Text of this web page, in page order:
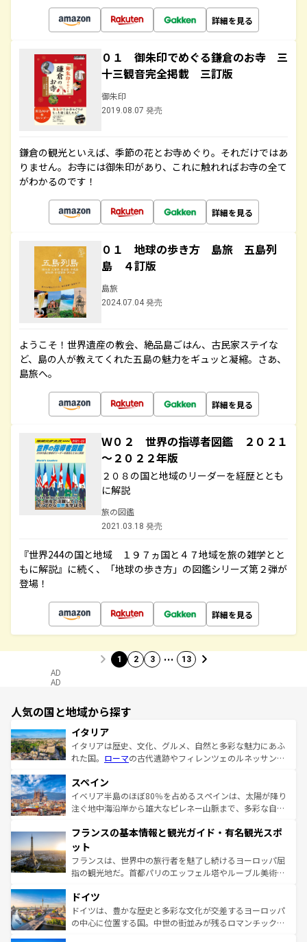
詳細を見る
０１ 御朱印でめぐる鎌倉のお寺 三
十三観音完全掲載 三訂版
御朱印
2019.08.07 発売
鎌倉の観光といえば、季節の花とお寺めぐり。それだけではあ
りません。お寺には御朱印があり、これに触れればお寺の全て
がわかるのです！
詳細を見る
０１ 地球の歩き方 島旅 五島列
島 ４訂版
島旅
2024.07.04 発売
ようこそ！世界遺産の教会、絶品島ごはん、古民家ステイな
ど、島の人が教えてくれた五島の魅力をギュッと凝縮。さあ、
島旅へ。
詳細を見る
Ｗ０２ 世界の指導者図鑑 ２０２１
～２０２２年版
２０８の国と地域のリーダーを経歴ととも
に解説
旅の図鑑
2021.03.18 発売
『世界244の国と地域 １９７ヵ国と４７地域を旅の雑学とと
もに解説』に続く、「地球の歩き方」の図鑑シリーズ第２弾が
登場！
詳細を見る
1 2 3 … 13
AD
AD
人気の国と地域から探す
イタリア
イタリアは歴史、文化、グルメ、自然と多彩な魅力にあふ
れた国。 ローマの古代遺跡やフィレンツェのルネッサンス
ろん、トスカーナの美しい田園風景やアマルフィ海岸の絶
景など、自然景観も見逃せない。観光の合間には、本場の
ピザやパスタなど、絶品のイタリア料理を堪能することも
ませてくれるイタリアで、忘れられない旅をしてみよう！
なお、新着のイタリア情報は
しい。
スペイン
イベリア半島のほぼ80％を占めるスペインは、太陽が降り
注ぐ地中海沿岸から雄大なピレネー山脈まで、多彩な自然
文化が根付くこの国では、情熱的なフラメンコ、熱気あふ
れる闘牛、そして美味しいタパスが生活の一部となってい
る。首都マドリードの洗練された雰囲気や、バルセロナの
アートに溢れた街角から、地方では古代ローマ遺跡や中世
せる。地方によって風土や気候が異なるスペインはその個
性で訪れる人を魅了する。 なお、新着のスペイン情報は コ
ンテンツ一覧を参照してほしい。
フランスの基本情報と観光ガイド・有名観光スポ
ット
フランスは、世界中の旅行者を魅了し続けるヨーロッパ屈
指の観光地だ。首都パリのエッフェル塔やルーブル美術館
で、幅広い魅力が詰まっている。華麗な宮殿、歴史的な大
聖堂、美しいビーチ、そして豊かな自然が、訪れる者を心
から魅了する。また、フランスは美食の国としても知ら
ドイツ
ドイツは、豊かな歴史と多彩な文化が交差するヨーロッパ
の中心に位置する国。中世の街並みが残るロマンチック街